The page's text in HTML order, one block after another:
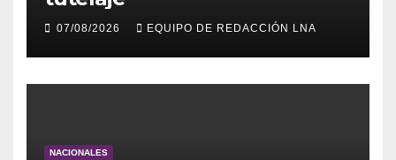
07/08/2026 EQUIPO DE REDACCIÓN LNA
NACIONALES